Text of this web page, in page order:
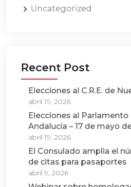
Uncategorized
Recent Post
Elecciones al C.R.E. de
abril 19, 2026
Elecciones al Parlamento
Andalucía – 17 de mayo
abril 19, 2026
El Consulado amplia el
de citas para pasaportes
abril 9, 2026